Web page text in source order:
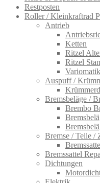
Restposten
Roller / Kleinkraftrad
Antrieb
Ketten
Ritzel
Ritzel
Auspuff /
Bremsbeläge /
Brembo
Bremse / Teile /
Bremssattel
Dichtungen